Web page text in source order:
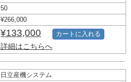
50
¥266,000
¥133,000
詳細はこちらへ
カートに入れる
日立産機システム